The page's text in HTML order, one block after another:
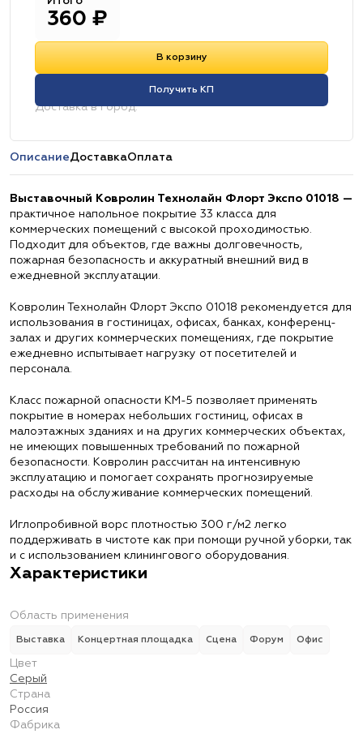
360 ₽
В корзину
Получить КП
Доставка в город:
ОписаниеДоставкаОплата
Выставочный Ковролин Технолайн Флорт Экспо 01018 —
практичное напольное покрытие 33 класса для
коммерческих помещений с высокой проходимостью.
Подходит для объектов, где важны долговечность,
пожарная безопасность и аккуратный внешний вид в
ежедневной эксплуатации.
Ковролин Технолайн Флорт Экспо 01018 рекомендуется для
использования в гостиницах, офисах, банках, конференц-
залах и других коммерческих помещениях, где покрытие
ежедневно испытывает нагрузку от посетителей и
персонала.
Класс пожарной опасности КМ-5 позволяет применять
покрытие в номерах небольших гостиниц, офисах в
малоэтажных зданиях и на других коммерческих объектах,
не имеющих повышенных требований по пожарной
безопасности. Ковролин рассчитан на интенсивную
эксплуатацию и помогает сохранять прогнозируемые
расходы на обслуживание коммерческих помещений.
Иглопробивной ворс плотностью 300 г/м2 легко
поддерживать в чистоте как при помощи ручной уборки, так
и с использованием клинингового оборудования.
Характеристики
Область применения
Выставка Концертная площадка Сцена Форум Офис
Цвет
Серый
Страна
Россия
Фабрика